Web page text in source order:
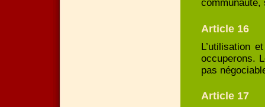
communauté,
Article 16
L’utilisation
occuperons.
pas
Article 17